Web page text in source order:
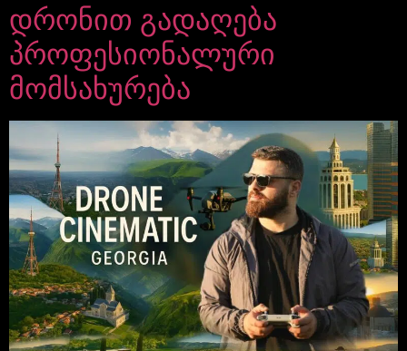
დრონით გადაღება
პროფესიონალური
მომსახურება